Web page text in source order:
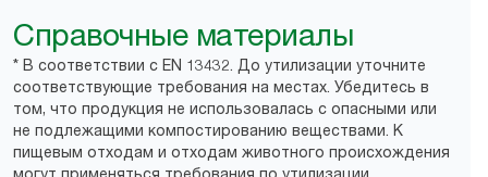
Справочные материалы
* В соответствии с EN 13432. До утилизации уточните
соответствующие требования на местах. Убедитесь в
том, что продукция не использовалась с опасными или
не подлежащими компостированию веществами. К
пищевым отходам и отходам животного происхождения
могут применяться требования по утилизации